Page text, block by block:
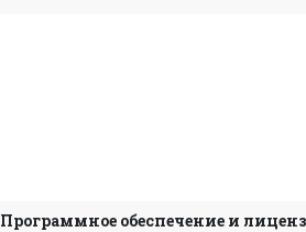
Программное обеспечение и